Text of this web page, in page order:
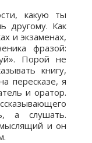
какую ты
другому. Как
и экзаменах,
фразой:
Порой не
книгу,
пересказе, я
и оратор.
а слушать.
и он